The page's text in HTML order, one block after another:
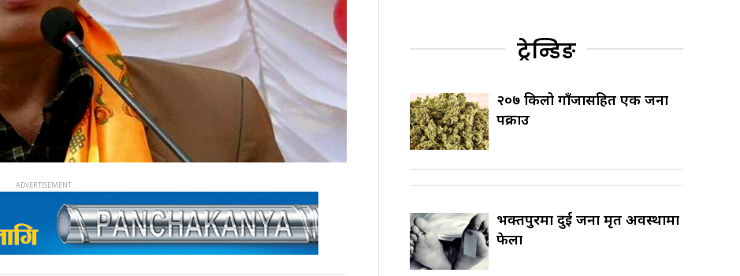
ट्रेन्डिङ
२०७ किलो गाँजासहित एक जना
पक्राउ
भक्तपुरमा दुई जना मृत अवस्थामा
फेला